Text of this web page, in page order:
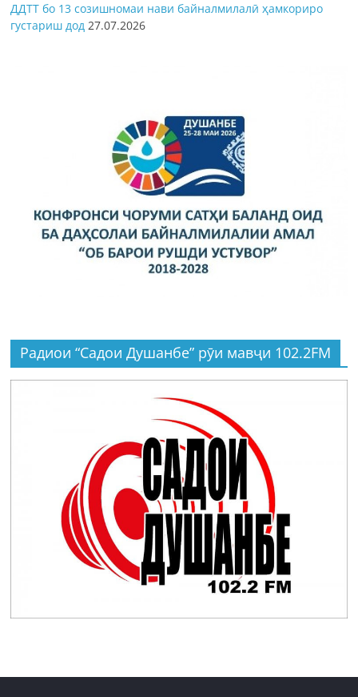
ДДТТ бо 13 созишномаи нави байналмилалӣ ҳамкориро
густариш дод 27.07.2026
Радиои “Садои Душанбе” рӯи мавҷи 102.2FM